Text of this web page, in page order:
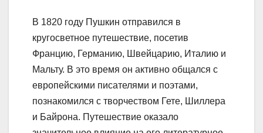
В 1820 году Пушкин отправился в
кругосветное путешествие, посетив
Францию, Германию, Швейцарию, Италию и
Мальту. В это время он активно общался с
европейскими писателями и поэтами,
познакомился с творчеством Гете, Шиллера
и Байрона. Путешествие оказало